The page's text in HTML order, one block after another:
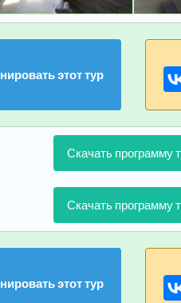
этот тур
Скачать программу
Скачать программу
этот тур